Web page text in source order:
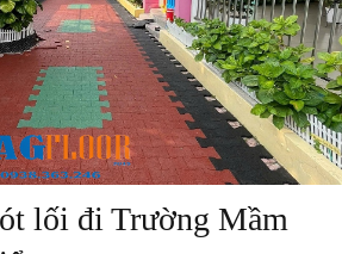
lối đi Trường Mầm